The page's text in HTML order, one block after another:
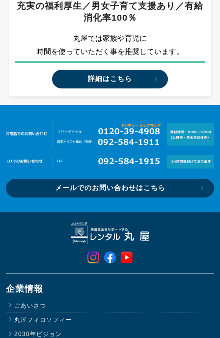
充実の福利厚生／男女子育て支援あり／有給
消化率100％
丸屋では家族や育児に
時間を使っていただく事を推奨しています。
詳細はこちら
メールでのお問い合わせはこちら
企業情報
ごあいさつ
丸屋フィロソフィー
2030年ビジョン